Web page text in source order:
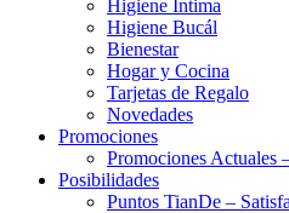
Higiene Íntima
Higiene Bucál
Bienestar
Hogar y Cocina
Tarjetas de Regalo
Novedades
Promociones
Promociones Actuales
Posibilidades
Puntos TianDe –